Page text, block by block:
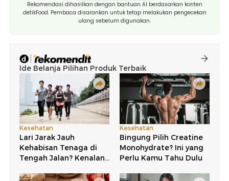
Rekomendasi dihasilkan dengan bantuan AI berdasarkan konten
detikFood. Pembaca disarankan untuk tetap melakukan pengecekan
ulang sebelum digunakan.